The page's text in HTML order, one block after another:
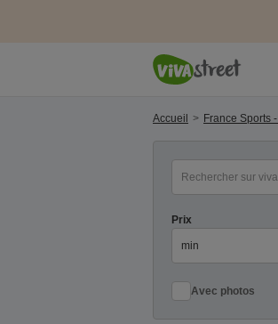
Accueil France Sports
Prix
Avec photos